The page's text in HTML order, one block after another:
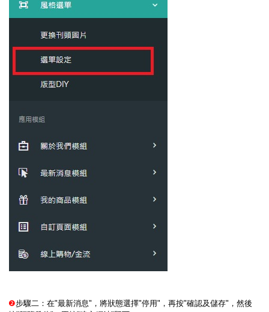
❷步驟二：在"最新消息"，將狀態選擇"停用"，再按"確認及儲存"，然後